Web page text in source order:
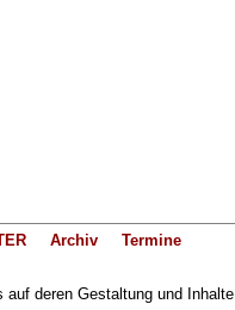
Archiv
Termine
deren Gestaltung und Inhalte